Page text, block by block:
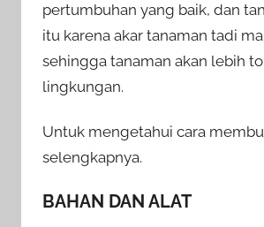
pertumbuhan yang baik, dan
itu karena akar tanaman tadi
sehingga tanaman akan lebih
lingkungan.
Untuk mengetahui cara
selengkapnya.
BAHAN DAN ALAT